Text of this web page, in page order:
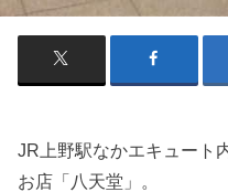
JR上野駅なかエキュート
お店「八天堂」。